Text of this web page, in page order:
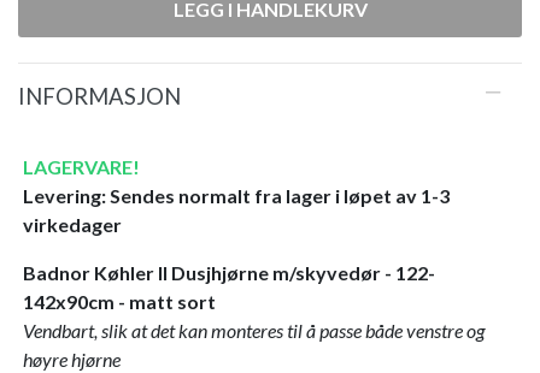
LEGG I HANDLEKURV
INFORMASJON
LAGERVARE!
Levering: Sendes normalt fra lager i løpet av 1-3
virkedager
Badnor Køhler ll Dusjhjørne m/skyvedør - 122-
142x90cm - matt sort
Vendbart, slik at det kan monteres til å passe både venstre og
høyre hjørne